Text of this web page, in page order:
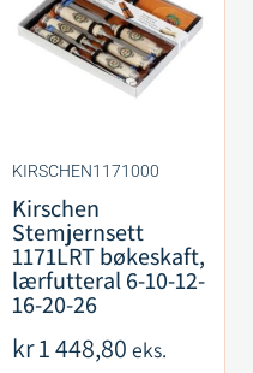
KIRSCHEN1171000
Kirschen
Stemjernsett
1171LRT bøkeskaft,
lærfutteral 6-10-12-
16-20-26
kr1 448,80 eks.